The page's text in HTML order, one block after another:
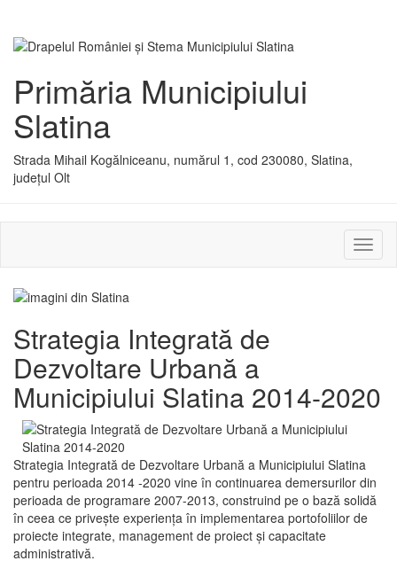
Primăria Municipiului
Slatina
Strada Mihail Kogălniceanu, numărul 1, cod 230080, Slatina,
județul Olt
sau
Strategia Integrată de
Dezvoltare Urbană a
Municipiului Slatina 2014-2020
Strategia Integrată de Dezvoltare Urbană a Municipiului Slatina
pentru perioada 2014 -2020 vine în continuarea demersurilor din
perioada de programare 2007-2013, construind pe o bază solidă
în ceea ce priveşte experienţa în implementarea portofoliilor de
proiecte integrate, management de proiect și capacitate
administrativă.